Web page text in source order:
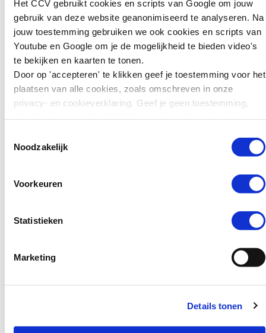
Het CCV gebruikt cookies en scripts van Google om jouw
gebruik van deze website geanonimiseerd te analyseren. Na
jouw toestemming gebruiken we ook cookies en scripts van
Youtube en Google om je de mogelijkheid te bieden video's
te bekijken en kaarten te tonen.
Door op 'accepteren' te klikken geef je toestemming voor het
plaatsen van alle cookies, zoals omschreven in onze
privacy- en cookieverklaring. Geef je geen toestemming,
Noodzakelijk
Voorkeuren
Statistieken
Marketing
Details tonen
te simpel zijn om te denken
dat drill music alle ellende
veroorzaakt.”
Dossier 'School en
veiligheid'
kunnen we leren
voor preventie?
Zweden wil jonge
tieners die ernstige
misdrijven plegen
zwaarder kunnen
straffen. Jongeren van
15 tot en met 17 jaar
in de gevangenis
12-minners,